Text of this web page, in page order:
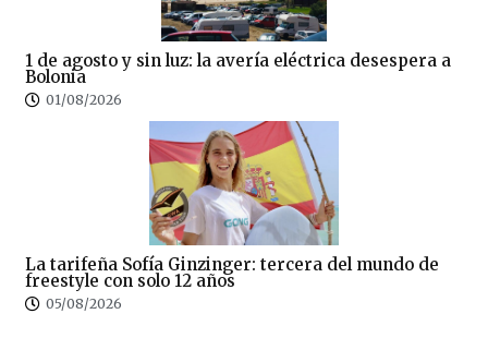
1 de agosto y sin luz: la avería eléctrica desespera a
Bolonia
01/08/2026
La tarifeña Sofía Ginzinger: tercera del mundo de
freestyle con solo 12 años
05/08/2026